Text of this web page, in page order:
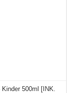
500ml [INK.